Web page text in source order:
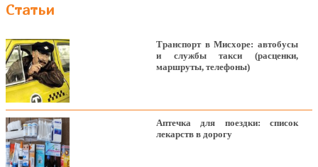
Статьи
Транспорт в Мисхоре: автобусы
и службы такси (расценки,
маршруты, телефоны)
Аптечка для поездки: список
лекарств в дорогу